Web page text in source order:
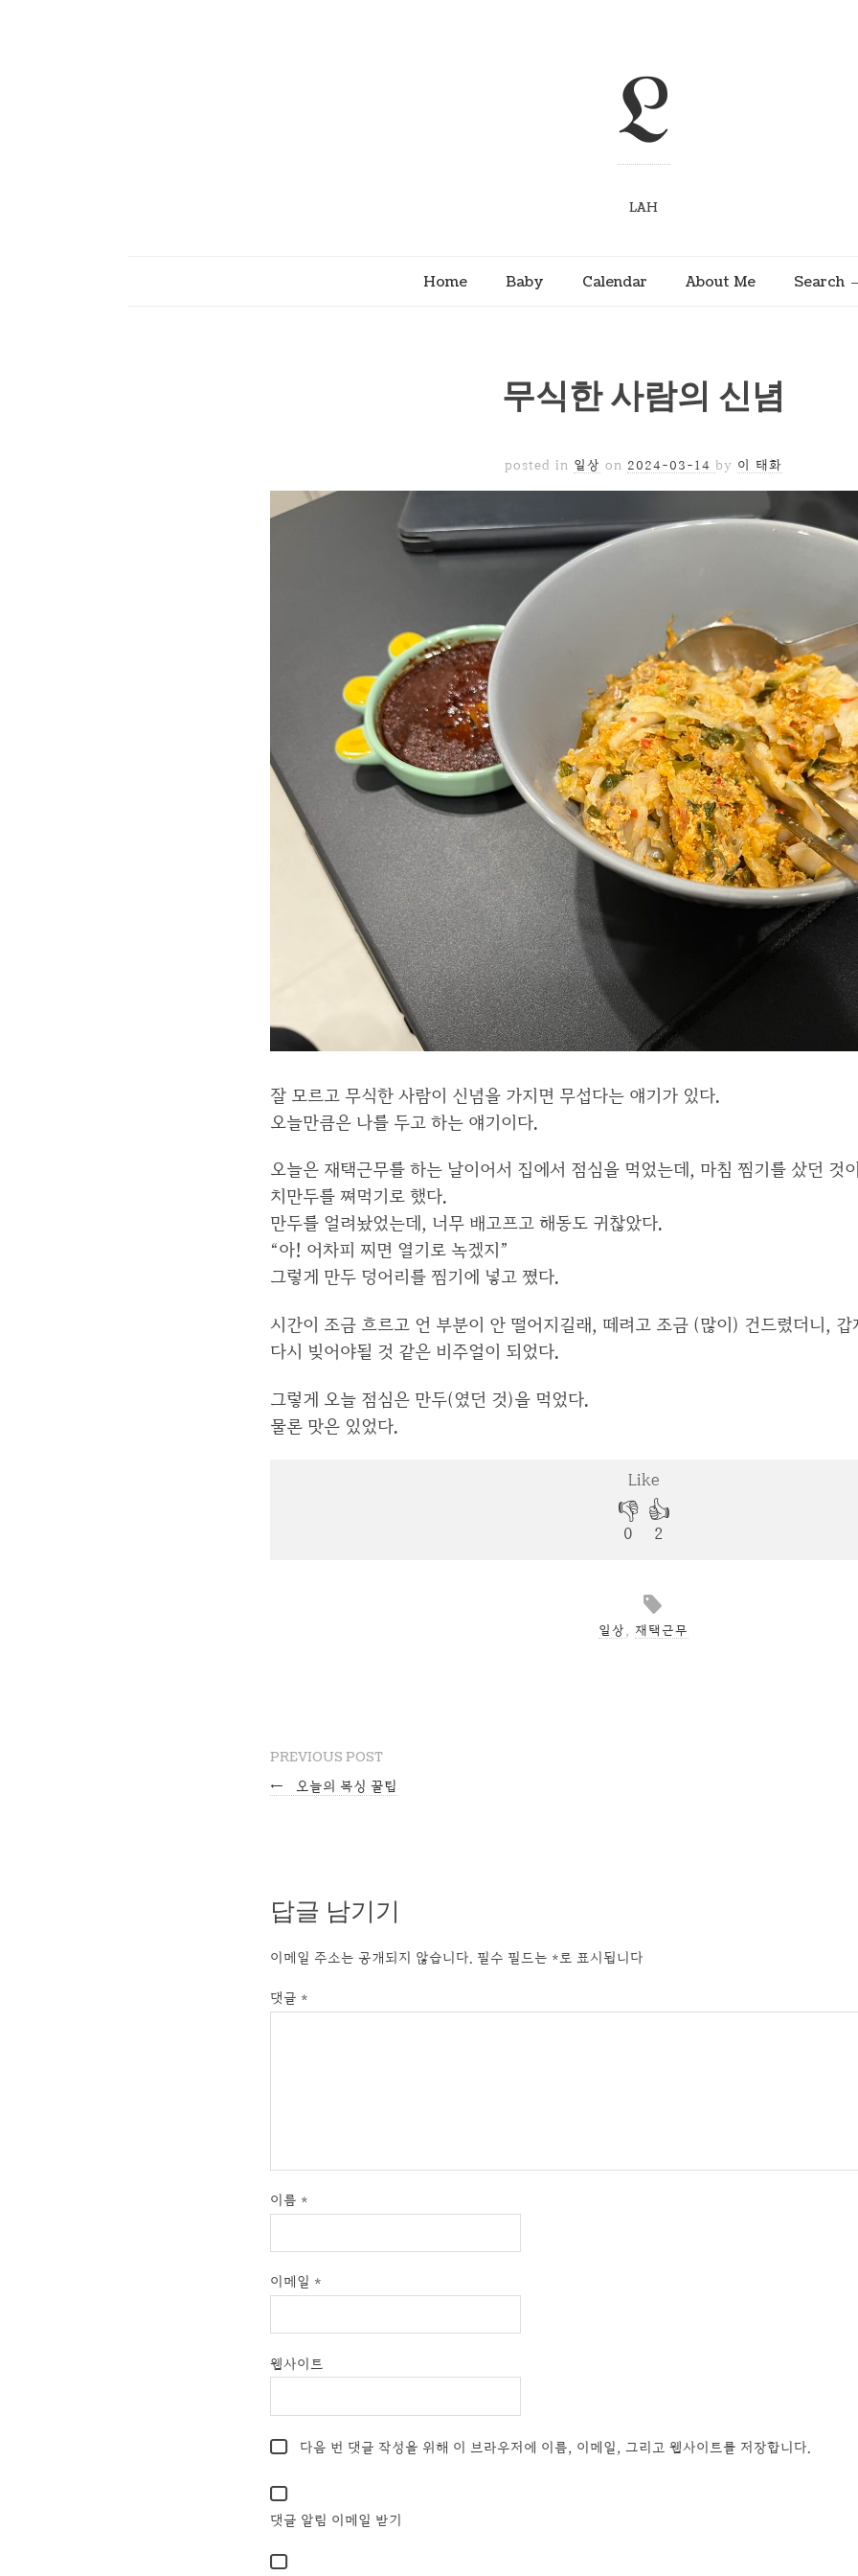
L
LAH
Home Baby Calendar About Me Search
무식한 사람의 신념
posted in 일상 on 2024-03-14 by 이 태화
잘 모르고 무식한 사람이 신념을 가지면 무섭다는 얘기가 있다.
오늘만큼은 나를 두고 하는 얘기이다.
오늘은 재택근무를 하는 날이어서 집에서 점심을 먹었는데, 마침 찜기를 샀던 것
치만두를 쪄먹기로 했다.
만두를 얼려놨었는데, 너무 배고프고 해동도 귀찮았다.
“아! 어차피 찌면 열기로 녹겠지”
그렇게 만두 덩어리를 찜기에 넣고 쪘다.
시간이 조금 흐르고 언 부분이 안 떨어지길래, 떼려고 조금 (많이) 건드렸더니,
다시 빚어야될 것 같은 비주얼이 되었다.
그렇게 오늘 점심은 만두(였던 것)을 먹었다.
물론 맛은 있었다.
일상, 재택근무
PREVIOUS POST
← 오늘의 복싱 꿀팁
답글 남기기
이메일 주소는 공개되지 않습니다. 필수 필드는 *로 표시됩니다
댓글 *
이름 *
이메일 *
웹사이트
다음 번 댓글 작성을 위해 이 브라우저에 이름, 이메일, 그리고 웹사이트를 저장합니다.
댓글 알림 이메일 받기